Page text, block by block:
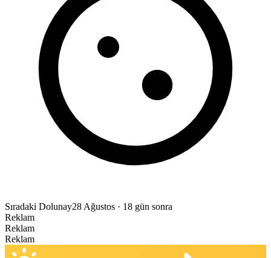
Sıradaki Dolunay28 Ağustos · 18 gün sonra
Reklam
Reklam
Reklam